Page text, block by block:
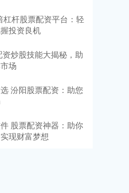
杠杆股票配资平台：轻
投资良机
炒股技能大揭秘，助
场
汾阳股票配资：助您
股票配资神器：助你
现财富梦想